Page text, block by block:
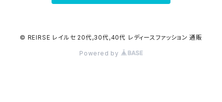
ペチコート/ペチパンツ
その他
カジュアルバッグ
バックパック
その他
タイツ© REIRSE レイルセ 20代,30代,40代 レディースファッション 通販
Powered by